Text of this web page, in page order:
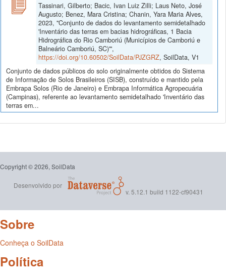
Tassinari, Gilberto; Bacic, Ivan Luiz Zilli; Laus Neto, José
Augusto; Benez, Mara Cristina; Chanin, Yara Maria Alves,
2023, "Conjunto de dados do levantamento semidetalhado
'Inventário das terras em bacias hidrográficas, 1 Bacia
Hidrográfica do Rio Camboriú (Municípios de Camboriú e
Balneário Camboriú, SC)'",
https://doi.org/10.60502/SoilData/PJZGRZ, SoilData, V1
Conjunto de dados públicos do solo originalmente obtidos do Sistema
de Informação de Solos Brasileiros (SISB), construído e mantido pela
Embrapa Solos (Rio de Janeiro) e Embrapa Informática Agropecuária
(Campinas), referente ao levantamento semidetalhado 'Inventário das
terras em...
Copyright © 2026, SoilData
Desenvolvido por
v. 5.12.1 build 1122-cf90431
Sobre
Conheça o SoilData
Política